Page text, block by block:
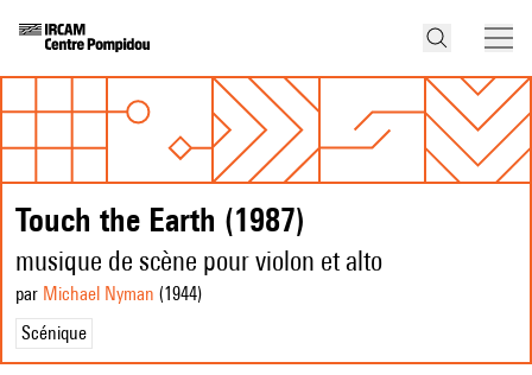
Touch the Earth (1987)
musique de scène pour violon et alto
par Michael Nyman (1944)
Scénique